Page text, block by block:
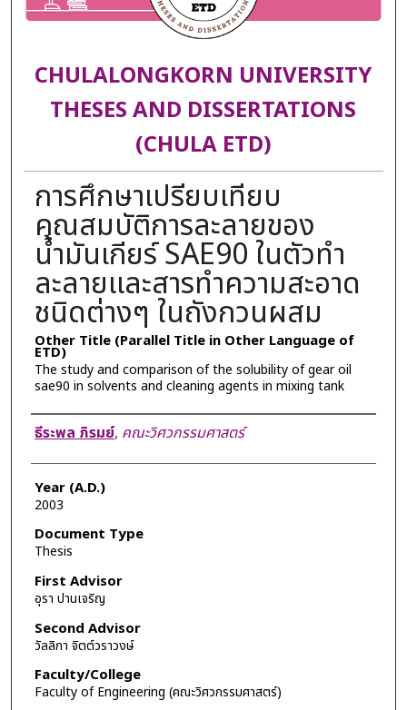
CHULALONGKORN UNIVERSITY
THESES AND DISSERTATIONS
(CHULA ETD)
การศึกษาเปรียบเทียบ
คุณสมบัติการละลายของ
น้ำมันเกียร์ SAE90 ในตัวทำ
ละลายและสารทำความสะอาด
ชนิดต่างๆ ในถังกวนผสม
Other Title (Parallel Title in Other Language of
ETD)
The study and comparison of the solubility of gear oil
sae90 in solvents and cleaning agents in mixing tank
Author
ธีระพล ภิรมย์, คณะวิศวกรรมศาสตร์
Year (A.D.)
2003
Document Type
Thesis
First Advisor
อุรา ปานเจริญ
Second Advisor
วัลลิกา จิตต์วราวงษ์
Faculty/College
Faculty of Engineering (คณะวิศวกรรมศาสตร์)